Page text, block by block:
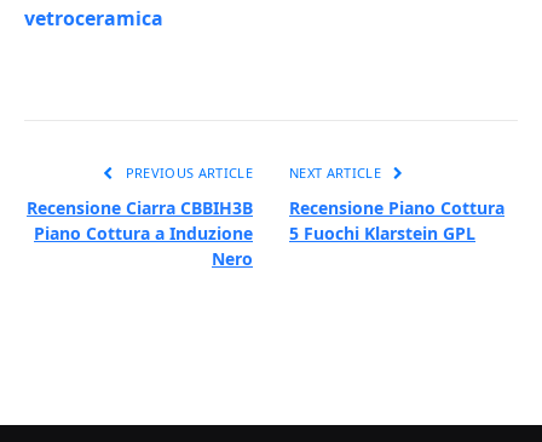
vetroceramica
PREVIOUS ARTICLE
Recensione Ciarra CBBIH3B
Piano Cottura a Induzione
Nero
NEXT ARTICLE
Recensione Piano Cottura
5 Fuochi Klarstein GPL